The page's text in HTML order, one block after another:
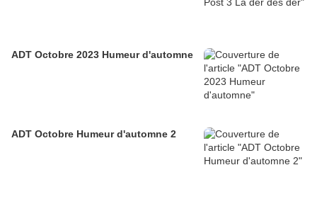
ADT Octobre 2023 Humeur d'automne
ADT Octobre Humeur d'automne 2